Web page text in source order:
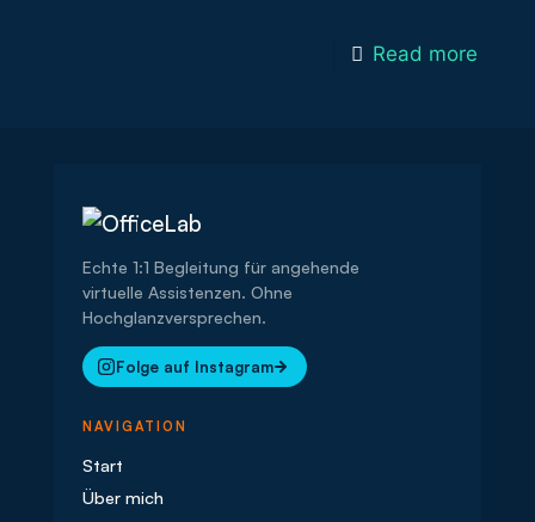
Read more
Echte 1:1 Begleitung für angehende
virtuelle Assistenzen. Ohne
Hochglanzversprechen.
Folge auf Instagram
NAVIGATION
Start
Über mich